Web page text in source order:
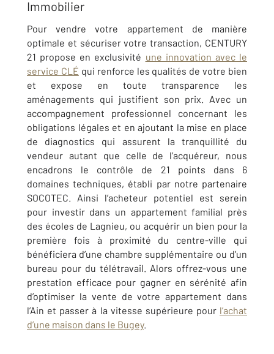
Immobilier
Pour vendre votre appartement de manière
optimale et sécuriser votre transaction, CENTURY
21 propose en exclusivité une innovation avec le
service CLÉ qui renforce les qualités de votre bien
et expose en toute transparence les
aménagements qui justifient son prix. Avec un
accompagnement professionnel concernant les
obligations légales et en ajoutant la mise en place
de diagnostics qui assurent la tranquillité du
vendeur autant que celle de l’acquéreur, nous
encadrons le contrôle de 21 points dans 6
domaines techniques, établi par notre partenaire
SOCOTEC. Ainsi l’acheteur potentiel est serein
pour investir dans un appartement familial près
des écoles de Lagnieu, ou acquérir un bien pour la
première fois à proximité du centre-ville qui
bénéficiera d’une chambre supplémentaire ou d’un
bureau pour du télétravail. Alors offrez-vous une
prestation efficace pour gagner en sérénité afin
d’optimiser la vente de votre appartement dans
l’Ain et passer à la vitesse supérieure pour l’achat
d’une maison dans le Bugey.